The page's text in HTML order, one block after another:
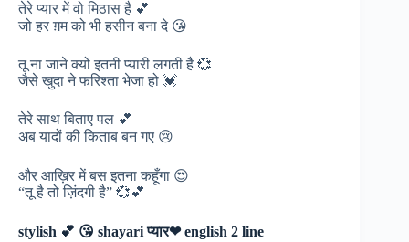
तेरे प्यार में वो मिठास है 💕
जो हर ग़म को भी हसीन बना दे 😘
तू ना जाने क्यों इतनी प्यारी लगती है 💞
जैसे खुदा ने फरिश्ता भेजा हो 💓
तेरे साथ बिताए पल 💕
अब यादों की किताब बन गए 😢
और आख़िर में बस इतना कहूँगा 😍
“तू है तो ज़िंदगी है” 💞💕
stylish 💕 😘 shayari प्यार❤ english 2 line